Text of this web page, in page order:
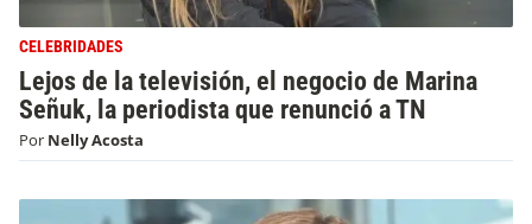
CELEBRIDADES
Lejos de la televisión, el negocio de Marina
Señuk, la periodista que renunció a TN
Por Nelly Acosta